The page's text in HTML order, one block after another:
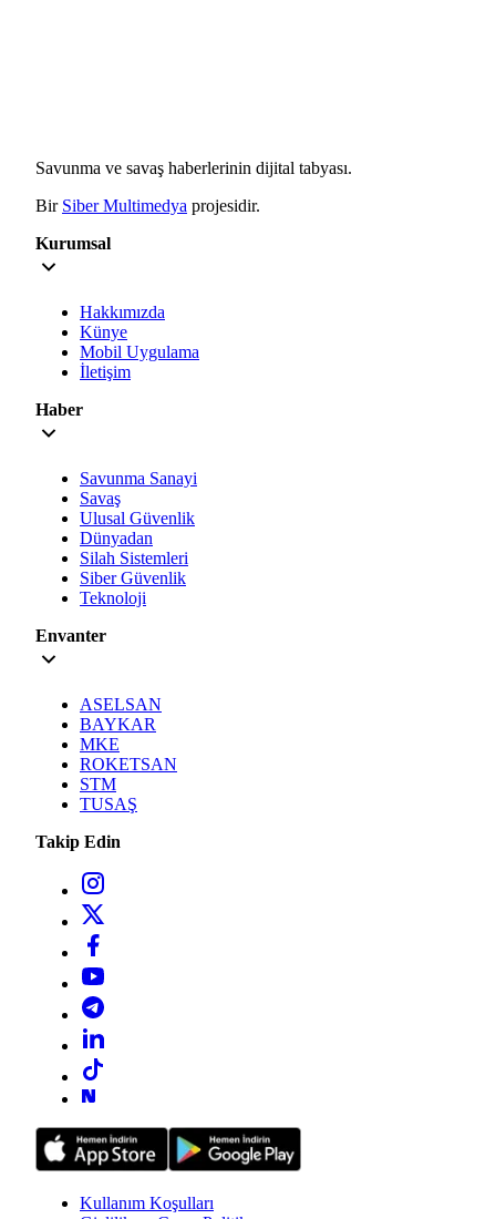
Savunma ve savaş haberlerinin dijital tabyası.
Bir Siber Multimedya projesidir.
Kurumsal
Hakkımızda
Künye
Mobil Uygulama
İletişim
Haber
Savunma Sanayi
Savaş
Ulusal Güvenlik
Dünyadan
Silah Sistemleri
Siber Güvenlik
Teknoloji
Envanter
ASELSAN
BAYKAR
MKE
ROKETSAN
STM
TUSAŞ
Takip Edin
Kullanım Koşulları